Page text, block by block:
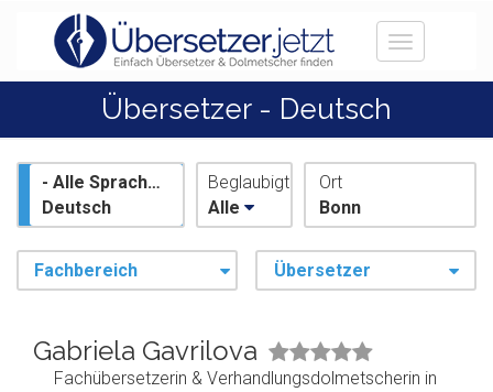
Toggle
Übersetzer - Deutsch
- Alle Sprachen -
Deutsch
Beglaubigt
Alle
Ort
Bonn
Fachbereich Übersetzer
Gabriela Gavrilova
Fachübersetzerin & Verhandlungsdolmetscherin in